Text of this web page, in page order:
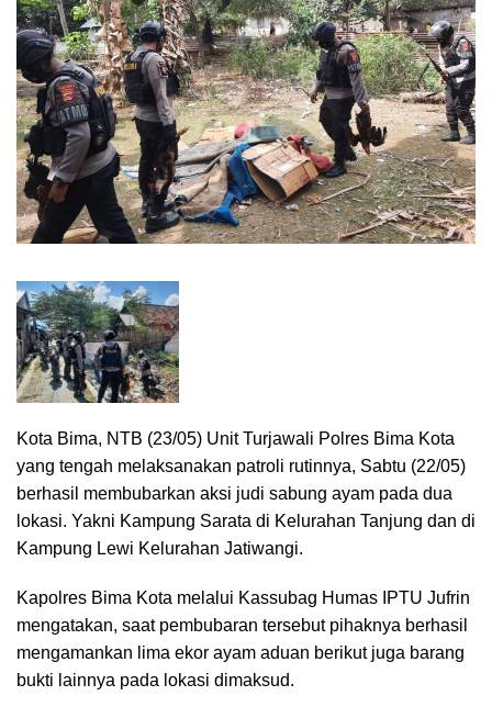
Kota Bima, NTB (23/05) Unit Turjawali Polres Bima Kota
yang tengah melaksanakan patroli rutinnya, Sabtu (22/05)
berhasil membubarkan aksi judi sabung ayam pada dua
lokasi. Yakni Kampung Sarata di Kelurahan Tanjung dan di
Kampung Lewi Kelurahan Jatiwangi.
Kapolres Bima Kota melalui Kassubag Humas IPTU Jufrin
mengatakan, saat pembubaran tersebut pihaknya berhasil
mengamankan lima ekor ayam aduan berikut juga barang
bukti lainnya pada lokasi dimaksud.